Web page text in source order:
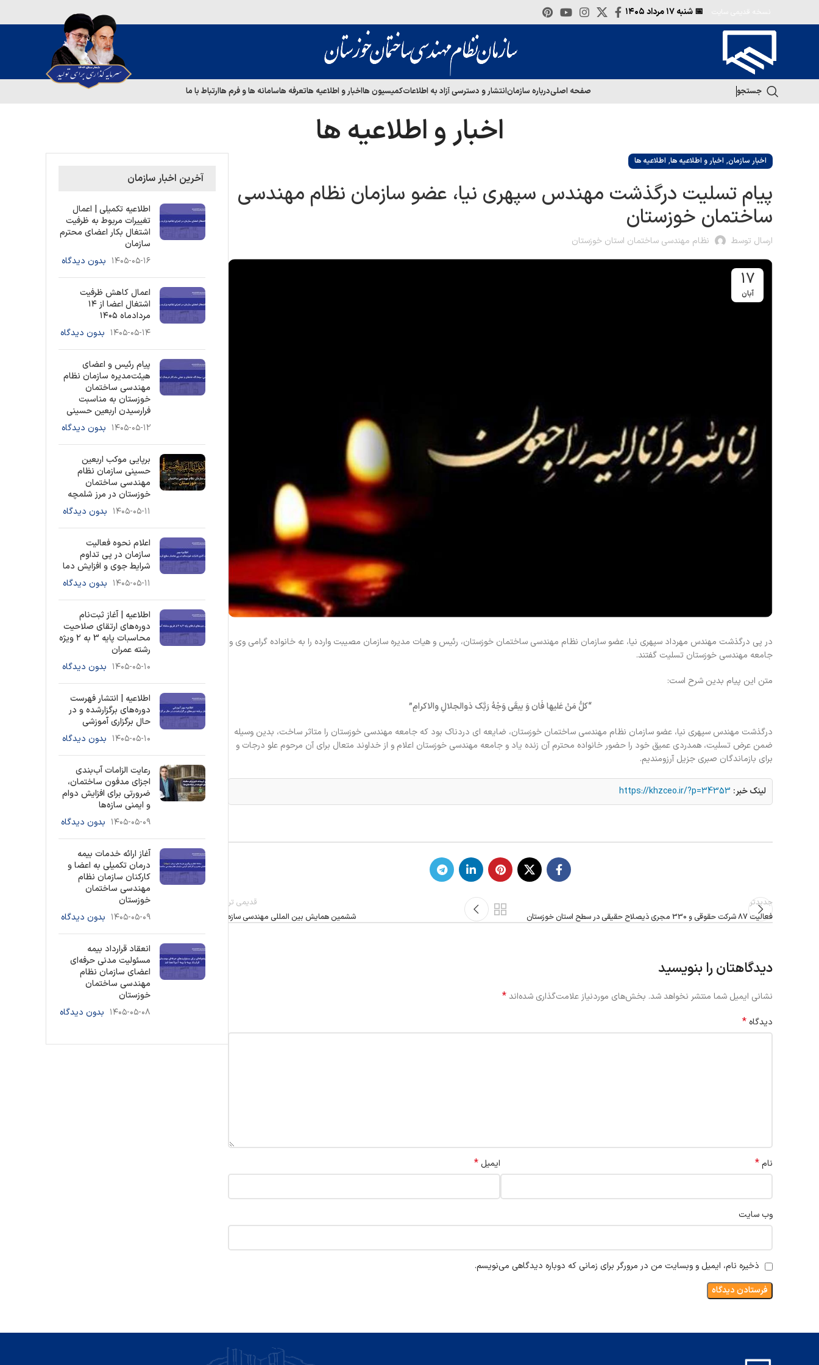
📅 شنبه
جستجو صفحه اصلیدرباره سازمانانتشار و دسترسی آزاد به اطلاعاتکمیسیون هااخبار و اطلاعیه هاتعرفه هاسامانه ها و فرم هاارتباط با ما
اخبار و اطلاعیه ها
اخبار سازمان, اخبار و اطلاعیه ها, اطلاعیه ها
پیام تسلیت درگذشت مهندس سپهری نیا، عضو سازمان نظام مهندسی
ساختمان خوزستان
ارسال توسط نظام مهندسی ساختمان استان خوزستان
17
آبان
در پی درگذشت مهندس مهرداد سپهری نیا، عضو سازمان نظام مهندسی ساختمان خوزستان، رئیس و هیات مدیره سازمان مصیبت وارده را به خانواده گرامی وی و
جامعه مهندسی خوزستان تسلیت گفتند.
متن این پیام بدین شرح است:
“کلُّ مَنْ عَلیها فَان وَ یبقَی وَجْهُ رَبَّک ذوالجلالِ والاکرامِ”
درگذشت مهندس سپهری نیا، عضو سازمان نظام مهندسی ساختمان خوزستان، ضایعه ای دردناک بود که جامعه مهندسی خوزستان را متاثر ساخت، بدین وسیله
ضمن عرض تسلیت، همدردی عمیق خود را حضور خانواده محترم آن زنده یاد و جامعه مهندسی خوزستان اعلام و از خداوند متعال برای آن مرحوم علو درجات و
برای بازماندگان صبری جزیل آرزومندیم.
لینک خبر: https://khzceo.ir/?p=34353
جدیدتر
فعالیت 87 شرکت حقوقی و 330 مجری ذیصلاح حقیقی در سطح استان خوزستان
قدیمی تر
ششمین همایش بین المللی مهندسی سازه
دیدگاهتان را بنویسید
نشانی ایمیل شما منتشر نخواهد شد. بخش‌های موردنیاز علامت‌گذاری شده‌اند*
دیدگاه *
نام* ایمیل *
وب‌ سایت
ذخیره نام، ایمیل و وبسایت من در مرورگر برای زمانی که دوباره دیدگاهی می‌نویسم.
آخرین اخبار سازمان
اطلاعیه تکمیلی | اعمال
تغییرات مربوط به ظرفیت
اشتغال بکار اعضای محترم
سازمان
۱۴۰۵-۰۵-۱۶ بدون دیدگاه
اعمال کاهش ظرفیت
اشتغال اعضا از ۱۴
مردادماه ۱۴۰۵
۱۴۰۵-۰۵-۱۴ بدون دیدگاه
پیام رئیس و اعضای
هیئت‌مدیره سازمان نظام
مهندسی ساختمان
خوزستان به مناسبت
فرارسیدن اربعین حسینی
۱۴۰۵-۰۵-۱۲ بدون دیدگاه
برپایی موکب اربعین
حسینی سازمان نظام
مهندسی ساختمان
خوزستان در مرز شلمچه
۱۴۰۵-۰۵-۱۱ بدون دیدگاه
اعلام نحوه فعالیت
سازمان در پی تداوم
شرایط جوی و افزایش دما
۱۴۰۵-۰۵-۱۱ بدون دیدگاه
اطلاعیه | آغاز ثبت‌نام
دوره‌های ارتقای صلاحیت
محاسبات پایه 3 به ۲ ویژه
رشته عمران
۱۴۰۵-۰۵-۱۰ بدون دیدگاه
اطلاعیه | انتشار فهرست
دوره‌های برگزارشده و در
حال برگزاری آموزشی
۱۴۰۵-۰۵-۱۰ بدون دیدگاه
رعایت الزامات آب‌بندی
اجزای مدفون ساختمان،
ضرورتی برای افزایش دوام
و ایمنی سازه‌ها
۱۴۰۵-۰۵-۰۹ بدون دیدگاه
آغاز ارائه خدمات بیمه
درمان تکمیلی به اعضا و
کارکنان سازمان نظام
مهندسی ساختمان
خوزستان
۱۴۰۵-۰۵-۰۹ بدون دیدگاه
انعقاد قرارداد بیمه
مسئولیت مدنی حرفه‌ای
اعضای سازمان نظام
مهندسی ساختمان
خوزستان
۱۴۰۵-۰۵-۰۸ بدون دیدگاه